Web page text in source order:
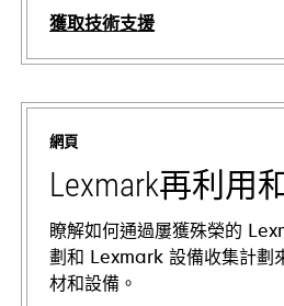
獲取技術支援
opens
in
new
tab
網頁
Lexmark再利用
瞭解如何通過屢獲殊榮的
劃和 Lexmark 設備收集計劃
材和設備。